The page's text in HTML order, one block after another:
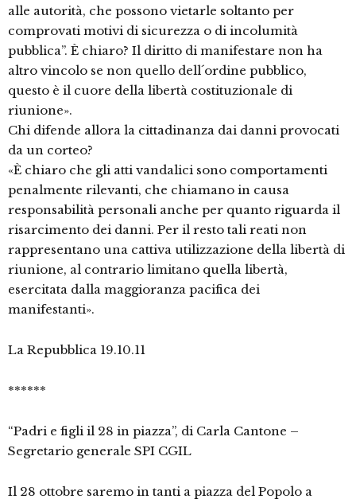
alle autorità, che possono vietarle soltanto per
comprovati motivi di sicurezza o di incolumità
pubblica”. È chiaro? Il diritto di manifestare non ha
altro vincolo se non quello dell´ordine pubblico,
questo è il cuore della libertà costituzionale di
riunione».
Chi difende allora la cittadinanza dai danni provocati
da un corteo?
«È chiaro che gli atti vandalici sono comportamenti
penalmente rilevanti, che chiamano in causa
responsabilità personali anche per quanto riguarda il
risarcimento dei danni. Per il resto tali reati non
rappresentano una cattiva utilizzazione della libertà di
riunione, al contrario limitano quella libertà,
esercitata dalla maggioranza pacifica dei
manifestanti».
La Repubblica 19.10.11
******
“Padri e figli il 28 in piazza”, di Carla Cantone –
Segretario generale SPI CGIL
Il 28 ottobre saremo in tanti a piazza del Popolo a